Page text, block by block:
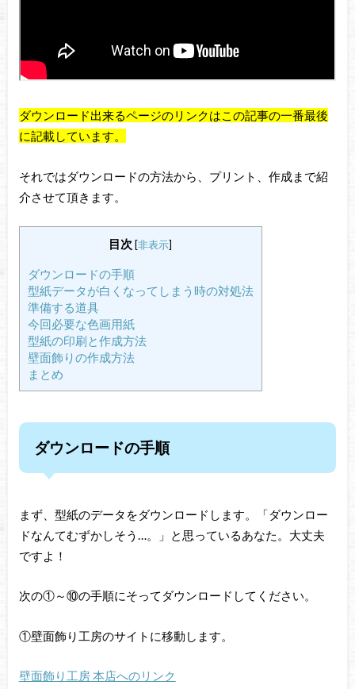
ダウンロード出来るページのリンクはこの記事の一番最後
に記載しています。
それではダウンロードの方法から、プリント、作成まで紹
介させて頂きます。
目次 [非表示]
ダウンロードの手順
型紙データが白くなってしまう時の対処法
準備する道具
今回必要な色画用紙
型紙の印刷と作成方法
壁面飾りの作成方法
まとめ
ダウンロードの手順
まず、型紙のデータをダウンロードします。「ダウンロー
ドなんてむずかしそう…。」と思っているあなた。大丈夫
ですよ！
次の①～⑩の手順にそってダウンロードしてください。
①壁面飾り工房のサイトに移動します。
壁面飾り工房 本店へのリンク